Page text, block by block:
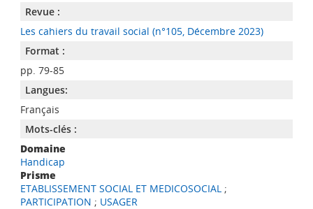
Revue :
Les cahiers du travail social (n°105, Décembre 2023)
Format :
pp. 79-85
Langues:
Français
Mots-clés :
Domaine
Handicap
Prisme
ETABLISSEMENT SOCIAL ET MEDICOSOCIAL;
PARTICIPATION ; USAGER